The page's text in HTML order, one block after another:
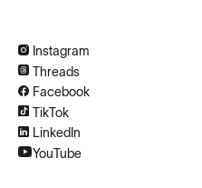
Instagram
Threads
Facebook
TikTok
LinkedIn
YouTube